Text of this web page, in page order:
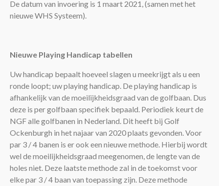
De datum van invoering is 1 maart 2021, (samen met het
nieuwe WHS Systeem).
Nieuwe Playing Handicap tabellen
Uw handicap bepaalt hoeveel slagen u meekrijgt als u een
ronde loopt; uw playing handicap. De playing handicap is
afhankelijk van de moeilijkheidsgraad van de golfbaan. Dus
deze is per golfbaan specifiek bepaald. Periodiek keurt de
NGF alle golfbanen in Nederland. Dit heeft bij Golf
Ockenburgh in het najaar van 2020 plaats gevonden. Voor
par 3 / 4 banen is er ook een nieuwe methode. Hierbij wordt
wel de moeilijkheidsgraad meegenomen, de lengte van de
holes niet. Deze laatste methode zal in de toekomst voor
elke par 3 / 4 baan van toepassing zijn. Deze methode